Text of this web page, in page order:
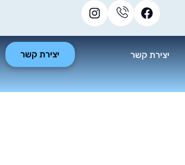
יצירת קשר יצירת קשר